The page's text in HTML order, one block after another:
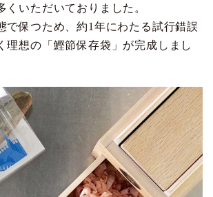
くいただいておりました。
で保つため、約1年にわたる試行錯誤
理想の「鰹節保存袋」が完成しまし